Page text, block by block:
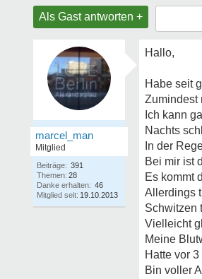
Als Gast antworten +
marcel_man
Mitglied
Beiträge: 391
Themen: 28
Danke erhalten: 46
Mitglied seit: 19.10.2013
Hallo,
Habe seit
Zumindest
Ich kann
Nachts
In der
Bei mir ist
Es kommt
Allerdings
Schwitzen
Vielleicht
Meine
Hatte vor
Bin voller